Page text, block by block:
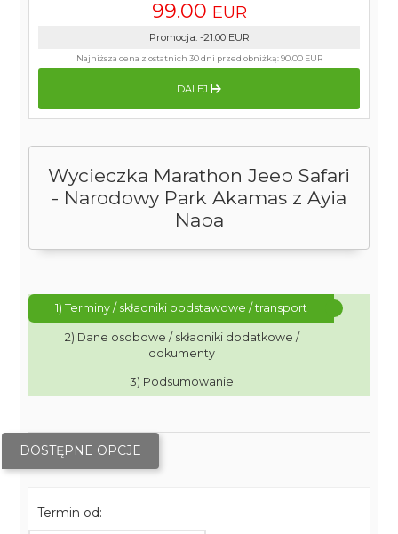
Wycieczka Marathon Jeep Safari
- Narodowy Park Akamas z Ayia
Napa
1) Terminy / składniki podstawowe / transport
2) Dane osobowe / składniki dodatkowe /
dokumenty
3) Podsumowanie
DOSTĘPNE OPCJE
Termin od:
99.00 EUR
Promocja: -21.00 EUR
Najniższa cena z ostatnich 30 dni przed obniżką:90.00 EUR
DALEJ